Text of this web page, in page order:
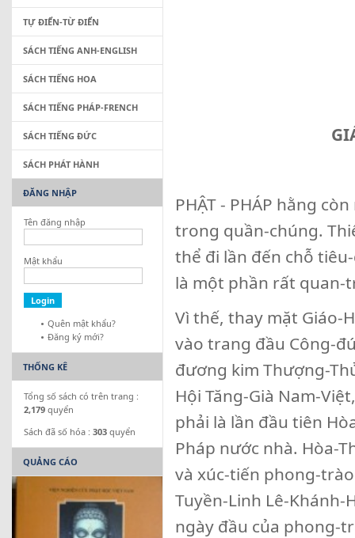
PHẬT - PHÁP hằng
trong quần-chúng.
thể đi lần đến chỗ
là một phần rất quan-
Vì thế, thay mặt Giáo-
vào trang đầu Công-
đương kim Thượng-
Hội Tăng-Già Nam-
phải là lần đầu tiên
Pháp nước nhà. Hòa-
và xúc-tiến phong-
Tuyền-Linh Lê-Khánh-
ngày đầu của phong-
TỰ ĐIỂN-TỪ ĐIỂN
SÁCH TIẾNG ANH-ENGLISH
SÁCH TIẾNG HOA
SÁCH TIẾNG PHÁP-FRENCH
SÁCH TIẾNG ĐỨC
SÁCH PHÁT HÀNH
ĐĂNG NHẬP
Tên đăng nhập
Mật khẩu
Quên mật khẩu?
Đăng ký mới?
THỐNG KÊ
Tổng số sách có trên trang :
2,179 quyển
Sách đã số hóa : 303 quyển
QUẢNG CÁO